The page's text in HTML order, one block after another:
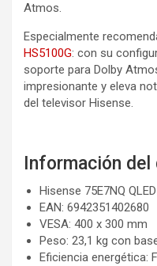
Atmos.
Especialmente
HS5100G: con su
soporte para Dolby
impresionante y eleva
del televisor Hisense.
Información
Hisense 75E7NQ
EAN: 6942351402680
VESA: 400 x 300 mm
Peso: 23,1 kg con
Eficiencia energética: F